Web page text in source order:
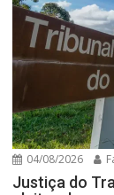
04/08/2026
Justiça do